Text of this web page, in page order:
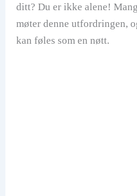
ditt? Du er ikke alene!
møter denne utfordringen,
kan føles som en nøtt.